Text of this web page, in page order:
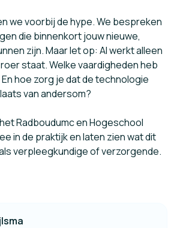
we voorbij de hype. We bespreken
die binnenkort jouw nieuwe,
zijn. Maar let op: AI werkt alleen
staat. Welke vaardigheden heb
hoe zorg je dat de technologie
van andersom?
Radboudumc en Hogeschool
in de praktijk en laten zien wat dit
verpleegkundige of verzorgende.